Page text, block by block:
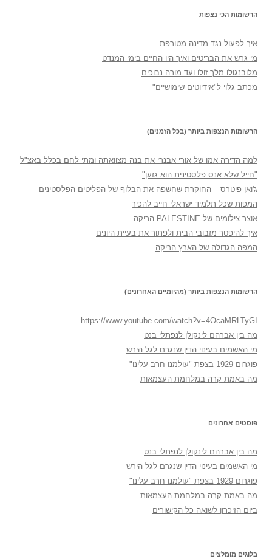
הרשומות הכי נצפות
איך לפעול נגד מדינה מטורפת
מי גרש את הבריטים ואיך היו החיים בימי המנדט
מלובנגולו מלך זולו ועד מורה נבוכים
מכתב גלוי ל"אידיוטים שימושיים"
הרשומות הנצפות ביותר (בכל הזמנים)
למה הדירה אמו של אורי אבנרי את בנה מצוואתה ומתי לחם בכלל באצ"ל
"חייל שלא אנס פלסטינית הוא גזען"
ג'ואן פיטרס – החוקרת שחשפה את הבלוף של הפליטים הפלסטינים
המפות שכל תלמיד ישראלי חייב להכיר
אוצר צילומים של PALESTINE הריקה
איך להיפטר מזבובי הבית ולפתור את בעיית היונים
המפה הגדולה של הארץ הריקה
הרשומות הנצפות ביותר (מהיומיים האחרונים)
https://www.youtube.com/watch?v=4OcaMRLTyGI
מה בין אברהם לינקולן לנפתלי בנט
מי האשמים בעינוי הדין שנגרם לגל הירש
פוגרום 1929 בצפת "עולמנו חרב עלינו"
מה באמת קרה במלחמת העצמאות
פוסטים אחרונים
מה בין אברהם לינקולן לנפתלי בנט
מי האשמים בעינוי הדין שנגרם לגל הירש
פוגרום 1929 בצפת "עולמנו חרב עלינו"
מה באמת קרה במלחמת העצמאות
ביום הזיכרון לשואה כל הקישורים
בלוגים מומלצים